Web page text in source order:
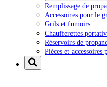
Remplissage de
Accessoires pour le
Grils et fumoirs
Chaufferettes
Réservoirs de
Pièces et accessoires